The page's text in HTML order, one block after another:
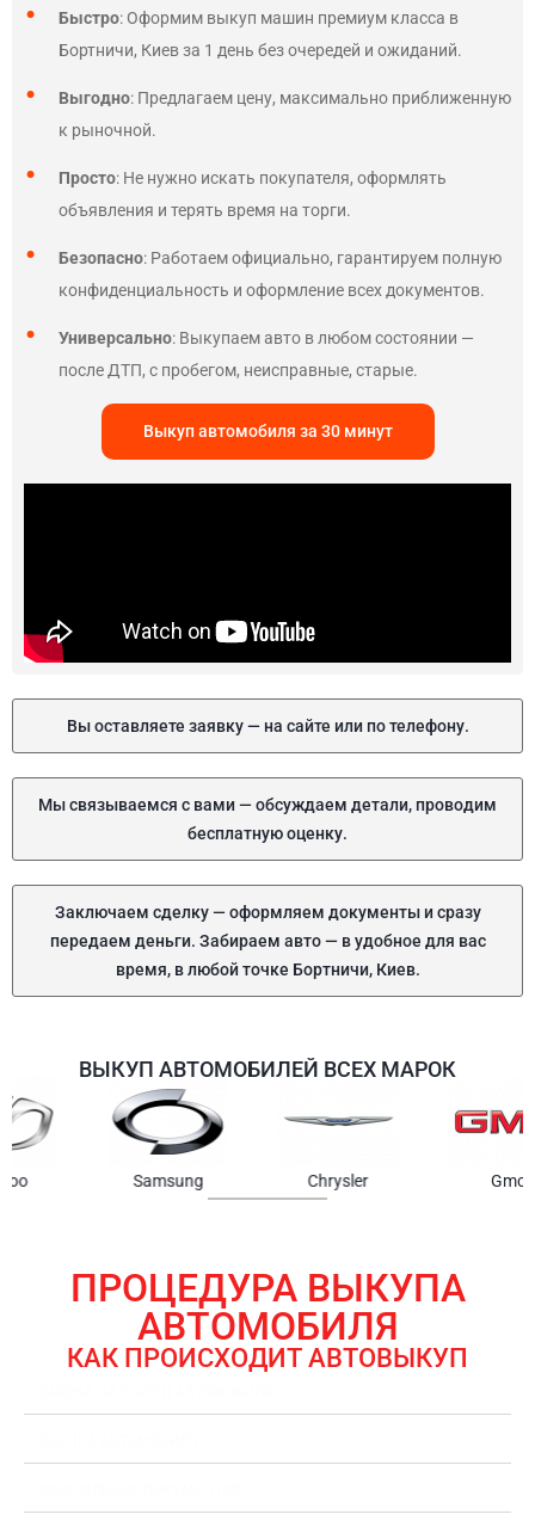
Быстро: Оформим выкуп машин премиум класса в
Бортничи, Киев за 1 день без очередей и ожиданий.
Выгодно: Предлагаем цену, максимально приближенную
к рыночной.
Просто: Не нужно искать покупателя, оформлять
объявления и терять время на торги.
Безопасно: Работаем официально, гарантируем полную
конфиденциальность и оформление всех документов.
Универсально: Выкупаем авто в любом состоянии —
после ДТП, с пробегом, неисправные, старые.
Выкуп автомобиля за 30 минут
Вы оставляете заявку — на сайте или по телефону.
Мы связываемся с вами — обсуждаем детали, проводим
бесплатную оценку.
Заключаем сделку — оформляем документы и сразу
передаем деньги. Забираем авто — в удобное для вас
время, в любой точке Бортничи, Киев.
ВЫКУП АВТОМОБИЛЕЙ ВСЕХ МАРОК
ПРОЦЕДУРА ВЫКУПА
АВТОМОБИЛЯ
КАК ПРОИСХОДИТ АВТОВЫКУП